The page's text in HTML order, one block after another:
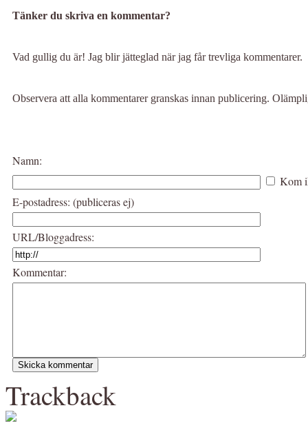
Tänker du skriva en kommentar?
Vad gullig du är! Jag blir jätteglad när jag får trevliga kommentarer.
Observera att alla kommentarer granskas innan publicering.
Namn:
Kom
E-postadress: (publiceras ej)
URL/Bloggadress:
Kommentar:
Trackback